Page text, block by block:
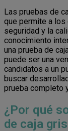
Las pruebas de
que permite a los
seguridad y la
conocimiento
una prueba de
puede ser una
candidatos a un
buscar
prueba completo
¿Por qué
de caja